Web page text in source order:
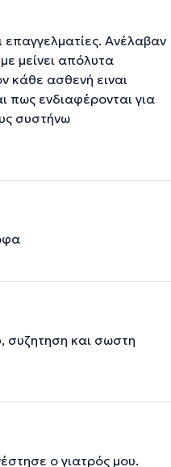
επαγγελματίες. Ανέλαβαν
μείνει απόλυτα
κάθε ασθενή ειναι
πως ενδιαφέρονται για
συστήνω
συζητηση και σωστη
ο γιατρός μου.